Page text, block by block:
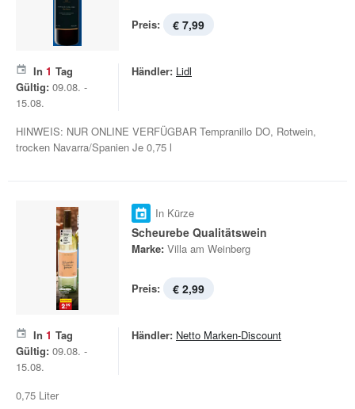
Preis: € 7,99
In 1 Tag
Gültig: 09.08. -
15.08.
Händler: Lidl
HINWEIS: NUR ONLINE VERFÜGBAR Tempranillo DO, Rotwein,
trocken Navarra/Spanien Je 0,75 l
In Kürze
Scheurebe Qualitätswein
Marke: Villa am Weinberg
Preis: € 2,99
In 1 Tag
Gültig: 09.08. -
15.08.
Händler: Netto Marken-Discount
0,75 Liter